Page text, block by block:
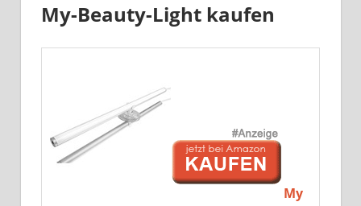
My-Beauty-Light kaufen
My